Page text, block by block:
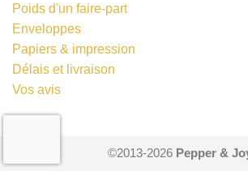
Poids d'un faire-part
Enveloppes
Papiers & impression
Délais et livraison
Vos avis
©2013-2026 Pepper &